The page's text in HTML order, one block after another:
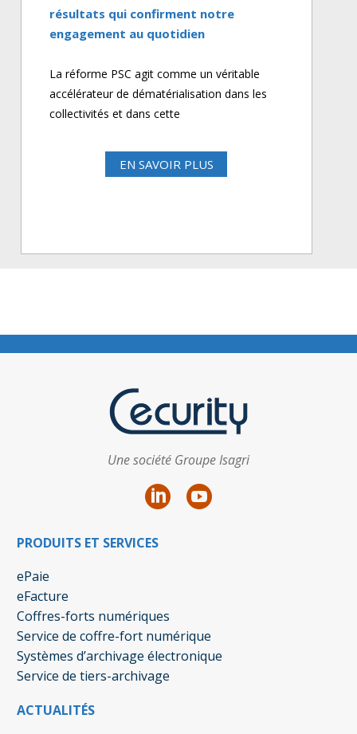
résultats qui confirment notre
engagement au quotidien
La réforme PSC agit comme un véritable
accélérateur de dématérialisation dans les
collectivités et dans cette
EN SAVOIR PLUS
Une société Groupe Isagri
PRODUITS ET SERVICES
ePaie
eFacture
Coffres-forts numériques
Service de coffre-fort numérique
Systèmes d’archivage électronique
Service de tiers-archivage
ACTUALITÉS